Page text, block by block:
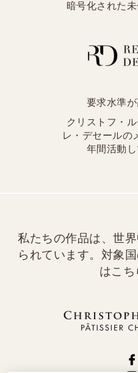
暗号化された未
要求水準
クリストフ・
レ・デセールの
年間活動し
私たちの作品は、世
られています。対象
はこち